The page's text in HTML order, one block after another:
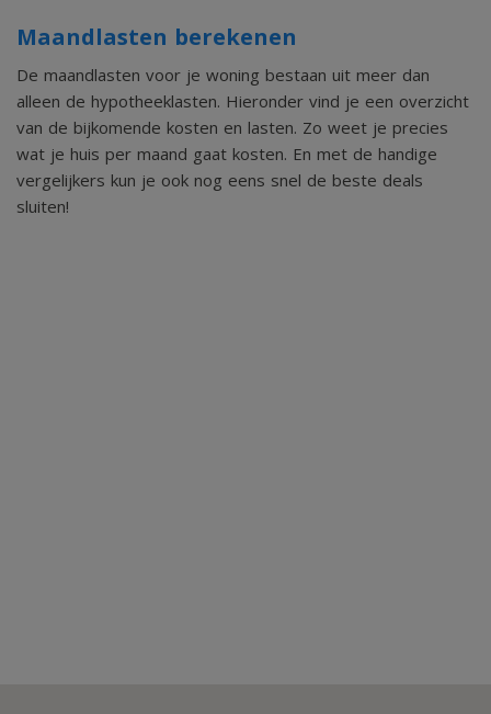
Maandlasten berekenen
De maandlasten voor je woning bestaan uit meer dan
alleen de hypotheeklasten. Hieronder vind je een overzicht
van de bijkomende kosten en lasten. Zo weet je precies
wat je huis per maand gaat kosten. En met de handige
vergelijkers kun je ook nog eens snel de beste deals
sluiten!